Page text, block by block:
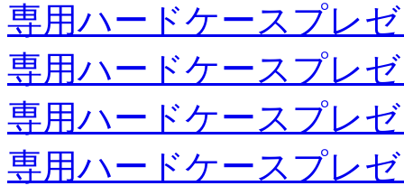
専用ハードケースプレ
専用ハードケースプレ
専用ハードケースプレ
専用ハードケースプレ